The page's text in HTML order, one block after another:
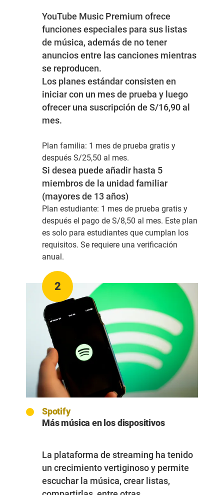
YouTube Music Premium ofrece
funciones especiales para sus listas
de música, además de no tener
anuncios entre las canciones mientras
se reproducen.
Los planes estándar consisten en
iniciar con un mes de prueba y luego
ofrecer una suscripción de S/16,90 al
mes.
Plan familia: 1 mes de prueba gratis y
después S/25,50 al mes.
Si desea puede añadir hasta 5
miembros de la unidad familiar
(mayores de 13 años)
Plan estudiante: 1 mes de prueba gratis y
después el pago de S/8,50 al mes. Este plan
es solo para estudiantes que cumplan los
requisitos. Se requiere una verificación
anual.
2
Spotify
Más música en los dispositivos
La plataforma de streaming ha tenido
un crecimiento vertiginoso y permite
escuchar la música, crear listas,